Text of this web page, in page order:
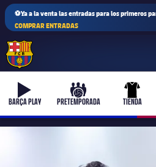
⚽Ya a la venta las entradas para los primeros
COMPRAR ENTRADAS
b-play
BARÇA PLAY
culers-ball
PRETEMPORADA
uniform
TIENDA